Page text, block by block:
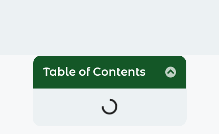
Table of Contents